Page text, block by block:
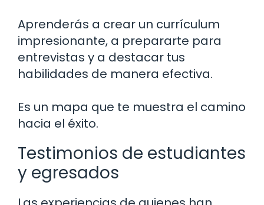
Aprenderás a crear un currículum
impresionante, a prepararte para
entrevistas y a destacar tus
habilidades de manera efectiva.
Es un mapa que te muestra el camino
hacia el éxito.
Testimonios de estudiantes
y egresados